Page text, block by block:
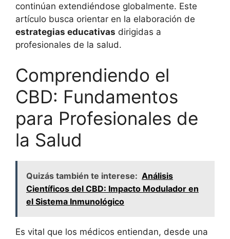
continúan extendiéndose globalmente. Este
artículo busca orientar en la elaboración de
estrategias educativas dirigidas a
profesionales de la salud.
Comprendiendo el
CBD: Fundamentos
para Profesionales de
la Salud
Quizás también te interese: Análisis
Científicos del CBD: Impacto Modulador en
el Sistema Inmunológico
Es vital que los médicos entiendan, desde una